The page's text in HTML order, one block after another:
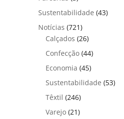
Sustentabilidade (43)
Notícias (721)
Calçados (26)
Confecção (44)
Economia (45)
Sustentabilidade (53)
Têxtil (246)
Varejo (21)